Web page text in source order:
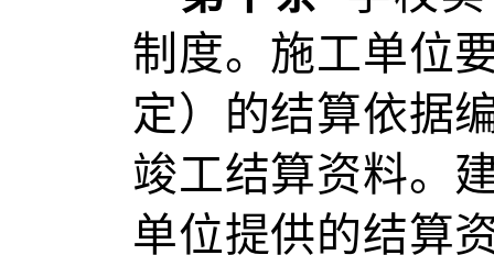
制度。施工单位
定）的结算依据
竣工结算资料。
单位提供的结算